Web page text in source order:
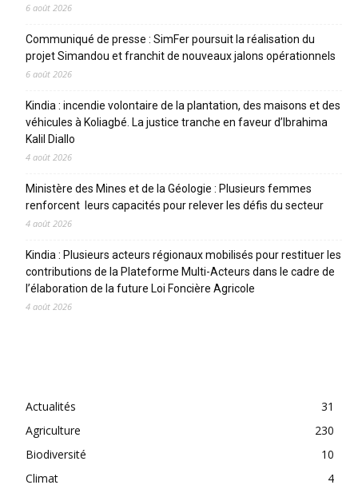
6 août 2026
Communiqué de presse : SimFer poursuit la réalisation du
projet Simandou et franchit de nouveaux jalons opérationnels
6 août 2026
Kindia : incendie volontaire de la plantation, des maisons et des
véhicules à Koliagbé. La justice tranche en faveur d’Ibrahima
Kalil Diallo
4 août 2026
Ministère des Mines et de la Géologie : Plusieurs femmes
renforcent leurs capacités pour relever les défis du secteur
4 août 2026
Kindia : Plusieurs acteurs régionaux mobilisés pour restituer les
contributions de la Plateforme Multi-Acteurs dans le cadre de
l’élaboration de la future Loi Foncière Agricole
4 août 2026
Actualités
31
Agriculture
230
Biodiversité
10
Climat
4